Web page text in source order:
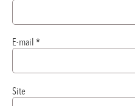
E-mail *
Site